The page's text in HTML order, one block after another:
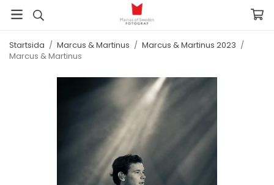
Startsida / Marcus & Martinus / Marcus & Martinus 2023 /
Marcus & Martinus